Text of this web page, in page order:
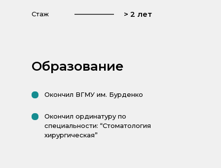
Стаж > 2 лет
Образование
Окончил ВГМУ им. Бурденко
Окончил ординатуру по
специальности: “Стоматология
хирургическая”